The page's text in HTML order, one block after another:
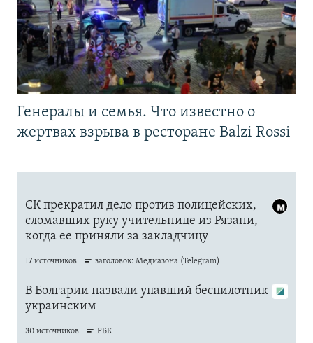
Генералы и семья. Что известно о
жертвах взрыва в ресторане Balzi Rossi